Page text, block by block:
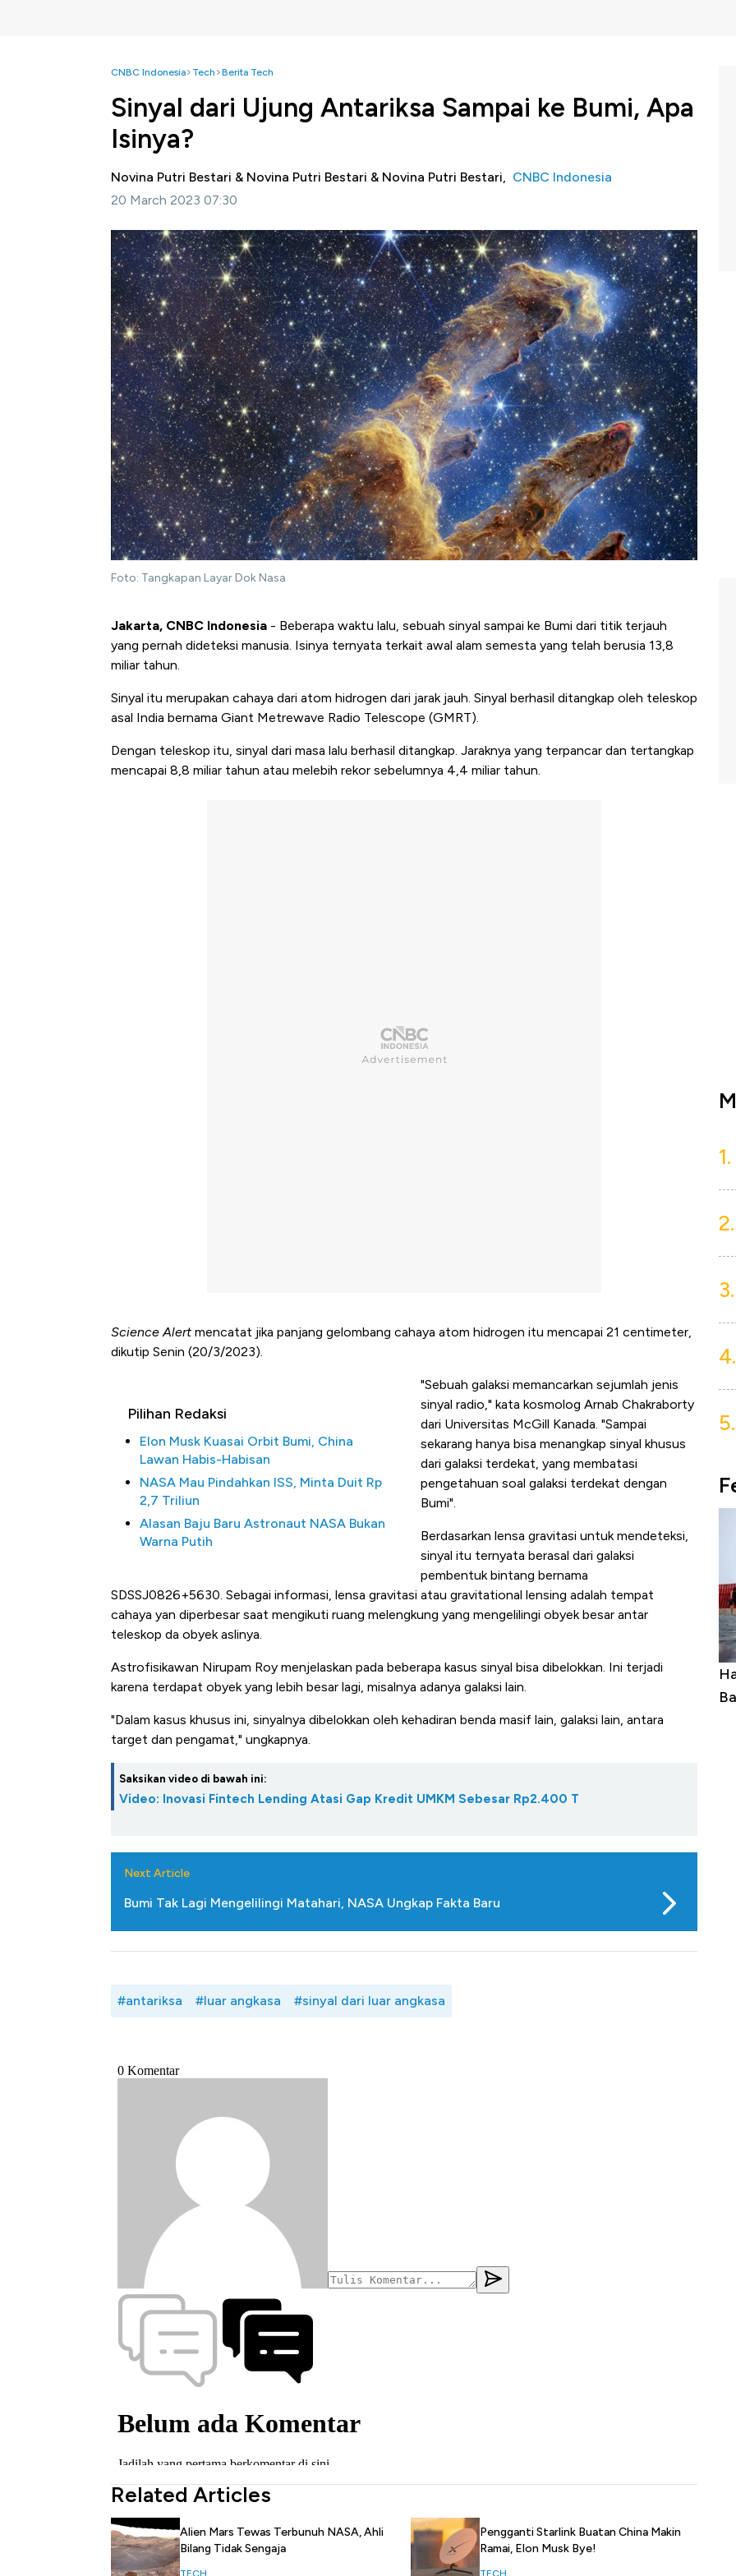
CNBC Indonesia Tech Berita Tech
Sinyal dari Ujung Antariksa Sampai ke Bumi, Apa
Isinya?
Novina Putri Bestari & Novina Putri Bestari & Novina Putri Bestari, CNBC Indonesia
20 March 2023 07:30
Foto: Tangkapan Layar Dok Nasa
Jakarta, CNBC Indonesia - Beberapa waktu lalu, sebuah sinyal sampai ke Bumi dari titik terjauh
yang pernah dideteksi manusia. Isinya ternyata terkait awal alam semesta yang telah berusia 13,8
miliar tahun.
Sinyal itu merupakan cahaya dari atom hidrogen dari jarak jauh. Sinyal berhasil ditangkap oleh teleskop
asal India bernama Giant Metrewave Radio Telescope (GMRT).
Dengan teleskop itu, sinyal dari masa lalu berhasil ditangkap. Jaraknya yang terpancar dan tertangkap
mencapai 8,8 miliar tahun atau melebih rekor sebelumnya 4,4 miliar tahun.
Science Alertmencatat jika panjang gelombang cahaya atom hidrogen itu mencapai 21 centimeter,
dikutip Senin (20/3/2023).
Pilihan Redaksi
Elon Musk Kuasai Orbit Bumi, China
Lawan Habis-Habisan
NASA Mau Pindahkan ISS, Minta Duit Rp
2,7 Triliun
Alasan Baju Baru Astronaut NASA Bukan
Warna Putih
"Sebuah galaksi memancarkan sejumlah jenis
sinyal radio," kata kosmolog Arnab Chakraborty
dari Universitas McGill Kanada. "Sampai
sekarang hanya bisa menangkap sinyal khusus
dari galaksi terdekat, yang membatasi
pengetahuan soal galaksi terdekat dengan
Bumi".
Berdasarkan lensa gravitasi untuk mendeteksi,
sinyal itu ternyata berasal dari galaksi
pembentuk bintang bernama
SDSSJ0826+5630. Sebagai informasi, lensa gravitasi atau gravitational lensing adalah tempat
cahaya yan diperbesar saat mengikuti ruang melengkung yang mengelilingi obyek besar antar
teleskop da obyek aslinya.
Astrofisikawan Nirupam Roy menjelaskan pada beberapa kasus sinyal bisa dibelokkan. Ini terjadi
karena terdapat obyek yang lebih besar lagi, misalnya adanya galaksi lain.
"Dalam kasus khusus ini, sinyalnya dibelokkan oleh kehadiran benda masif lain, galaksi lain, antara
target dan pengamat," ungkapnya.
Saksikan video di bawah ini:
Video: Inovasi Fintech Lending Atasi Gap Kredit UMKM Sebesar Rp2.400 T
Next Article
Bumi Tak Lagi Mengelilingi Matahari, NASA Ungkap Fakta Baru
#antariksa #luar angkasa #sinyal dari luar angkasa
Related Articles
Alien Mars Tewas Terbunuh NASA, Ahli
Bilang Tidak Sengaja
Pengganti Starlink Buatan China Makin
Ramai, Elon Musk Bye!
TECH
1.
2.
3.
4.
5.
Ini Kekuatan Uang Embraer Kuasai
Langit Dunia, Pembunuh Boeing-Airbus?